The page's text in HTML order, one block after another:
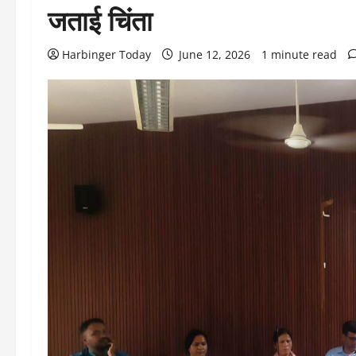
जताई चिंता
Harbinger Today June 12, 2026 1 minute read